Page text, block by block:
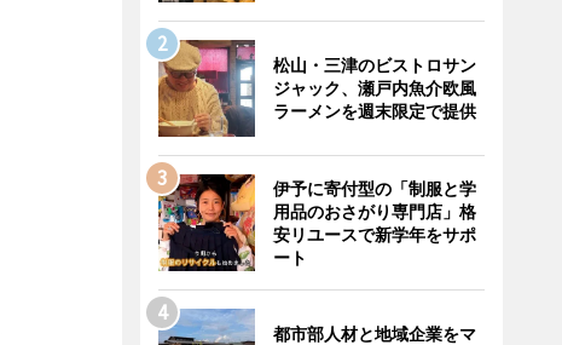
松山・三津のビストロサン
ジャック、瀬戸内魚介欧風
ラーメンを週末限定で提供
伊予に寄付型の「制服と学
用品のおさがり専門店」格
安リユースで新学年をサポ
ート
都市部人材と地域企業をマ